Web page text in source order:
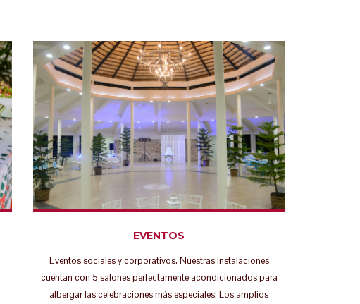
EVENTOS
Eventos sociales y corporativos. Nuestras instalaciones
cuentan con 5 salones perfectamente acondicionados para
albergar las celebraciones más especiales. Los amplios